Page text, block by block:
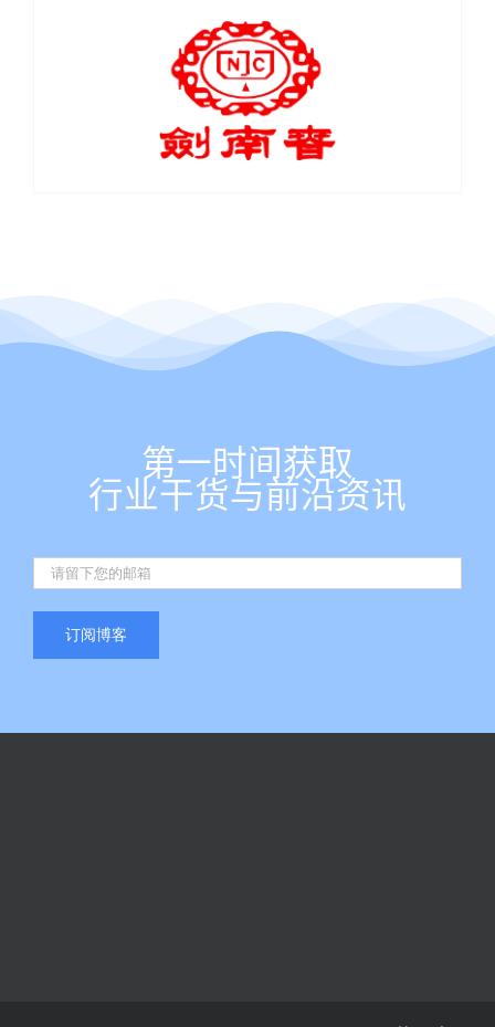
第一时间获取
行业干货与前沿资讯